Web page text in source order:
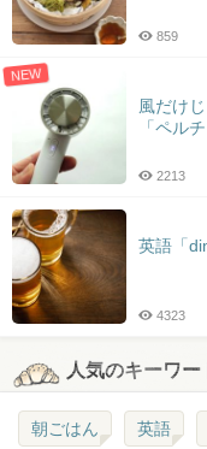
859
NEW
風だけ
「ペル
2213
英語「
4323
人気のキーワー
朝ごはん 英語